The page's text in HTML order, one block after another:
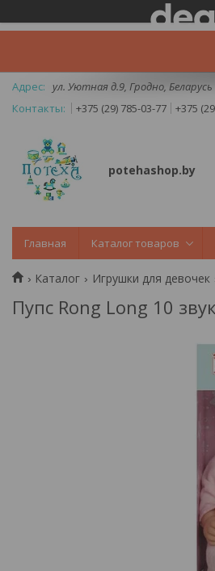
ул. Уютная д.9, Гродно, Беларусь
+375 (29) 785-03-77
+375
potehashop.by
Главная Каталог товаров
Каталог Игрушки для девочек
Пупс Rong Long 10